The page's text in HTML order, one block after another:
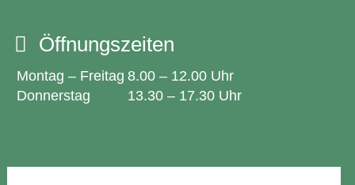
Öffnungszeiten
Montag – Freitag 8.00 – 12.00 Uhr
Donnerstag
13.30 – 17.30 Uhr